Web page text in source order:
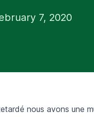
7, 2020
nous avons une